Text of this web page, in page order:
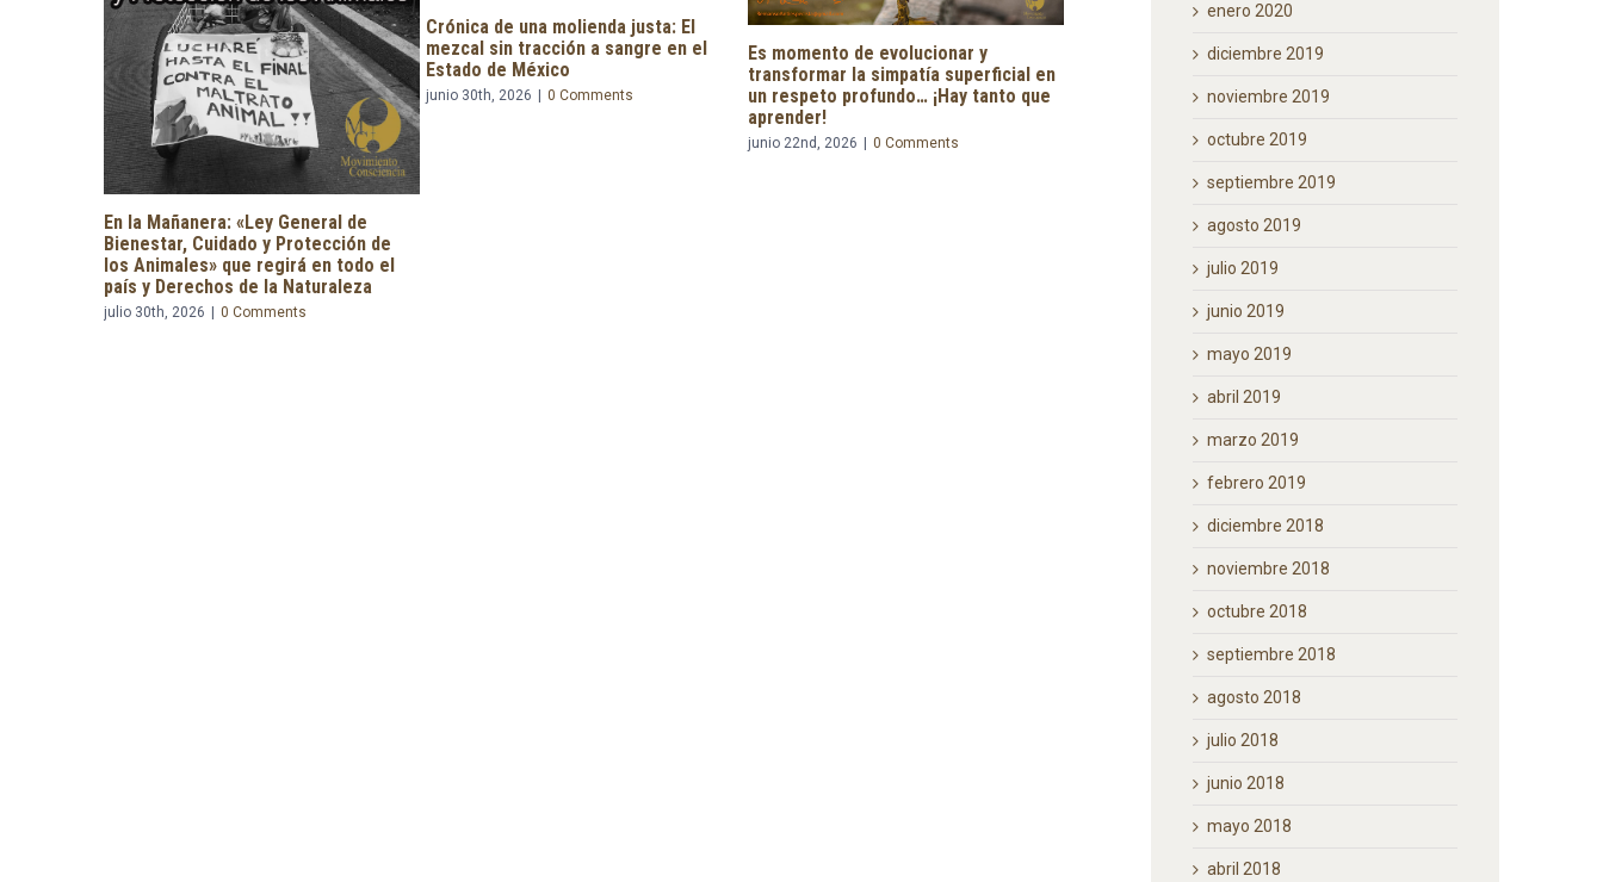
Crónica de una molienda justa: El
mezcal sin tracción a sangre en el
Estado de México
junio 30th, 2026 | 0 Comments
Es momento de evolucionar y
transformar la simpatía superficial en
un respeto profundo… ¡Hay tanto que
No puede existir una sociedad
verdaderamente sana, pacífica y justa
si es indiferente al sufrimiento de los
Se le confía a la presidenta Claudia
constitucional en materia de
0 Comments
enero 2020
diciembre 2019
noviembre 2019
octubre 2019
septiembre 2019
agosto 2019
julio 2019
junio 2019
mayo 2019
abril 2019
marzo 2019
febrero 2019
diciembre 2018
noviembre 2018
octubre 2018
septiembre 2018
agosto 2018
julio 2018
junio 2018
mayo 2018
abril 2018